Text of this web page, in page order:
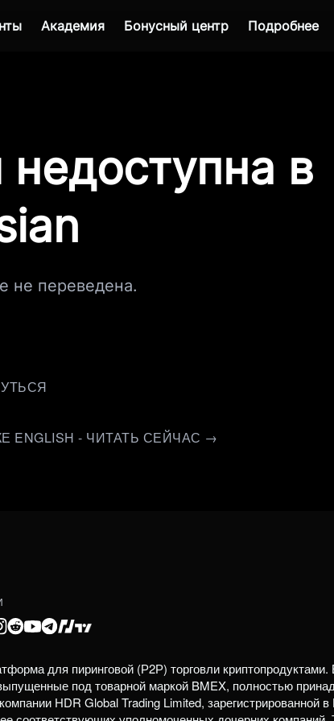
Академия Бонусный центр Подробнее
в
не переведена.
ENGLISH - ЧИТАТЬ СЕЙЧАС →
для пиринговой (Р2Р) торговли
под товарной маркой BMEX, полностью
HDR Global Trading Limited, зарегистрированной